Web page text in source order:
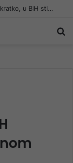
Predah od ekstremnih vrućina trajat će kratko, u BiH stiže novi toplotni val